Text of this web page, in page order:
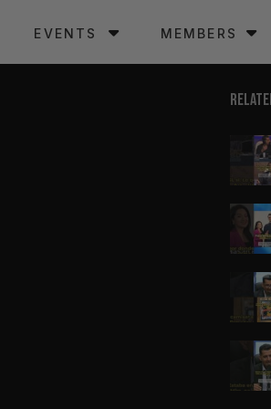
EVENTS MEMBERS